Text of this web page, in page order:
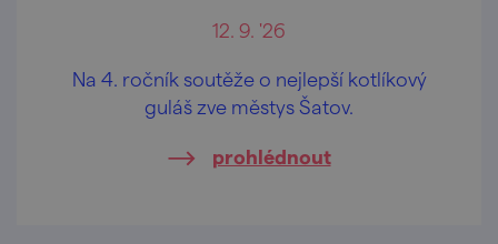
12. 9. '26
Na 4. ročník soutěže o nejlepší kotlíkový
guláš zve městys Šatov.
prohlédnout